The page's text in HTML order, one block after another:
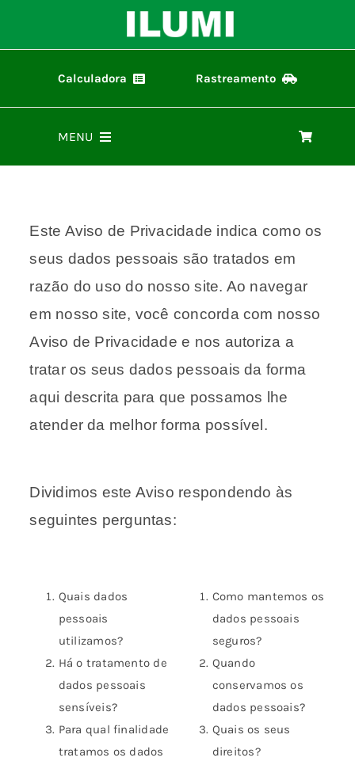
o
Calculadora Rastreamento
MENU
Produtos
Representantes
Materiais
Calculadoras
Área do representante ILUMI
Este Aviso de Privacidade indica como os
seus dados pessoais são tratados em
razão do uso do nosso site. Ao navegar
em nosso site, você concorda com nosso
Aviso de Privacidade e nos autoriza a
tratar os seus dados pessoais da forma
aqui descrita para que possamos lhe
atender da melhor forma possível.
Dividimos este Aviso respondendo às
seguintes perguntas:
Quais dados
pessoais
utilizamos?
Há o tratamento de
dados pessoais
sensíveis?
Para qual finalidade
tratamos os dados
Como mantemos os
dados pessoais
seguros?
Quando
conservamos os
dados pessoais?
Quais os seus
direitos?